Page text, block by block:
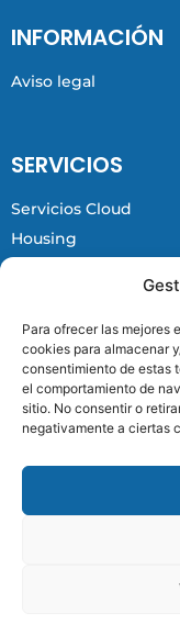
Para ofrecer las mejores
cookies para almacenar
consentimiento de estas
el comportamiento de
sitio. No consentir o
negativamente a ciertas
INFORMACIÓN
Aviso legal
SERVICIOS
Servicios Cloud
Housing
Redes y
Videovigilancia
Mantenimiento y
CONTACTO